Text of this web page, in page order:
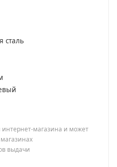
сталь
интернет-магазина и может
выдачи